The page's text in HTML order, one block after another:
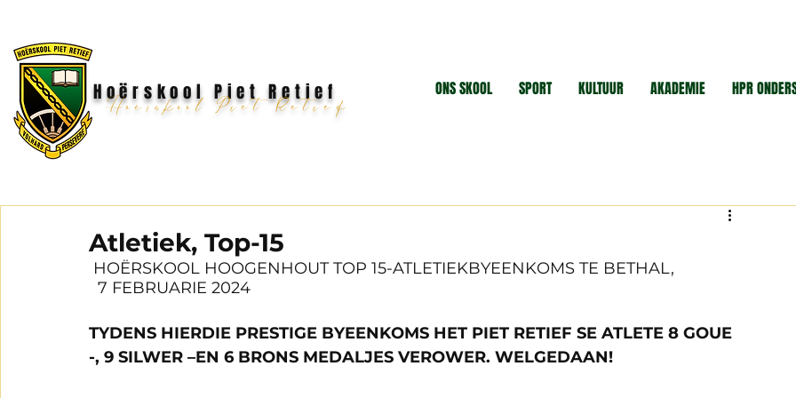
Hoërskool Piet Retief ONS SKOOL SPORT KULTUUR AKADEMIE HPR
Hoërskool Piet Retief
Atletiek, Top-15
HOËRSKOOL HOOGENHOUT TOP 15-ATLETIEKBYEENKOMS TE BETHAL,
7 FEBRUARIE 2024
TYDENS HIERDIE PRESTIGE BYEENKOMS HET PIET RETIEF SE ATLETE 8 GOUE
-, 9 SILWER –EN 6 BRONS MEDALJES VEROWER. WELGEDAAN!